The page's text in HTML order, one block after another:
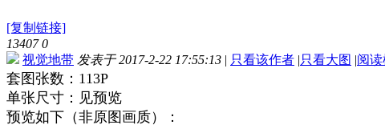
[复制链接]
13407 0
视觉地带 发表于 2017-2-22 17:55:13 | 只看该作者 |只看大图 |阅
套图张数：113P
单张尺寸：见预览
预览如下（非原图画质）：